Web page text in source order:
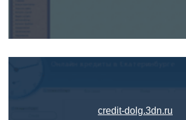
credit-dolg.3dn.ru